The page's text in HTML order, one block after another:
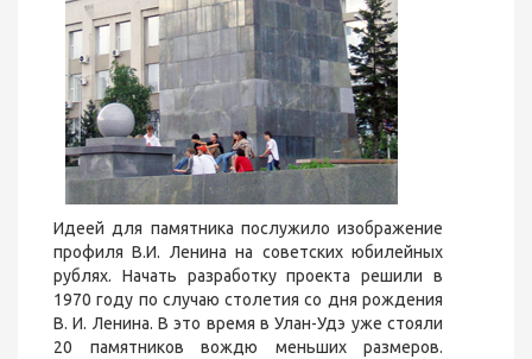
Идеей для памятника послужило изображение
профиля В.И. Ленина на советских юбилейных
рублях. Начать разработку проекта решили в
1970 году по случаю столетия со дня рождения
В. И. Ленина. В это время в Улан-Удэ уже стояли
20 памятников вождю меньших размеров.